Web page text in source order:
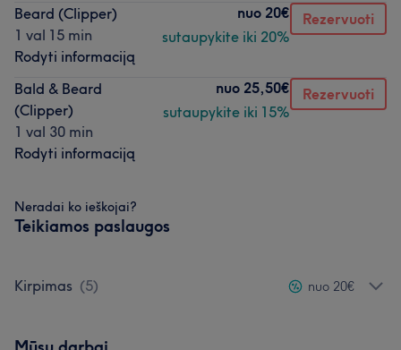
Beard (Clipper)
1 val 15 min
Rodyti informaciją
nuo 20€
sutaupykite iki 20%
Rezervuoti
Bald & Beard
(Clipper)
1 val 30 min
Rodyti informaciją
nuo 25,50€
sutaupykite iki 15%
Rezervuoti
Neradai ko ieškojai?
Teikiamos paslaugos
Kirpimas (5) nuo 20€